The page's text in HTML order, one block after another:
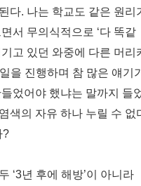
다. 나는 학교도 같은 원리
서 무의식적으로 ‘다 똑같
고 있던 와중에 다른 머리
을 진행하며 참 많은 얘기
었어야 했냐는 말까지 들
색의 자유 하나 누릴 수 없
?
‘3년 후에 해방’이 아니라